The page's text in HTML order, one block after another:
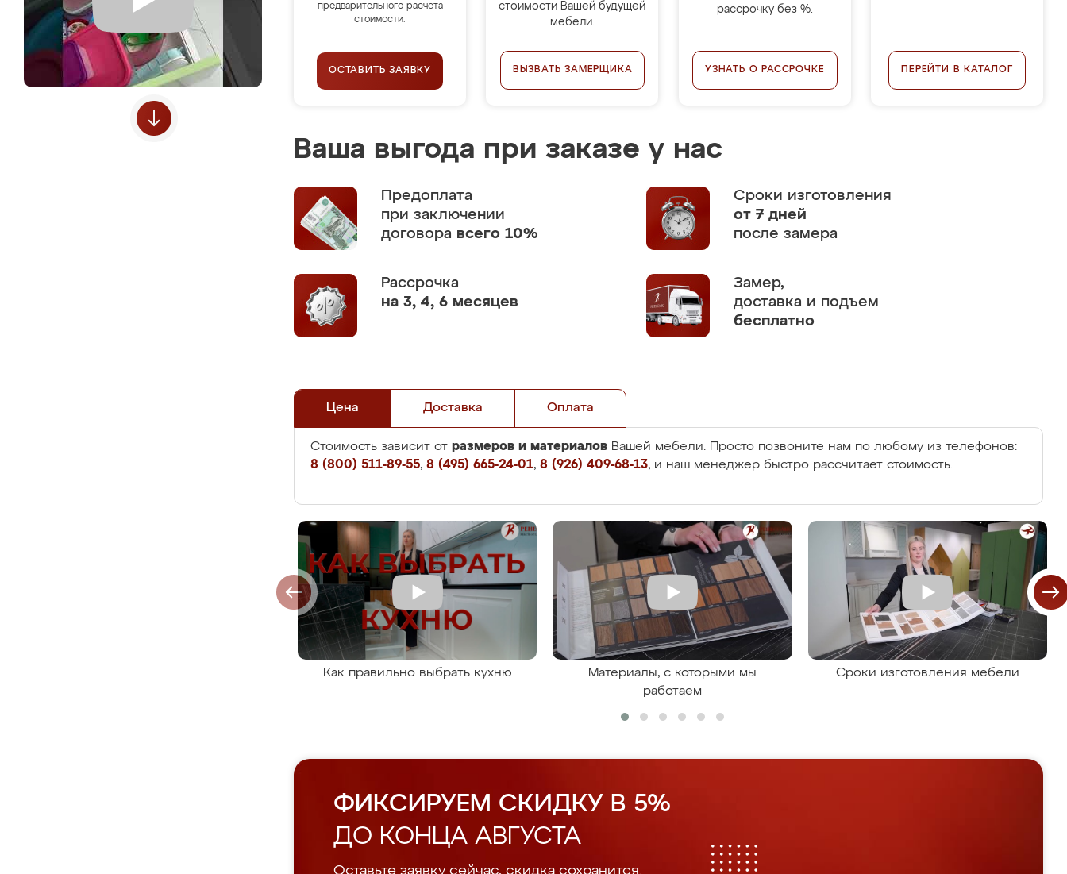
предварительного расчёта
стоимости.
ОСТАВИТЬ ЗАЯВКУ
стоимости Вашей будущей
мебели.
ВЫЗВАТЬ ЗАМЕРЩИКА
рассрочку без %.
УЗНАТЬ О РАССРОЧКЕ ПЕРЕЙТИ В КАТАЛОГ
Ваша выгода при заказе у нас
Предоплата
при заключении
договора всего 10%
Сроки изготовления
от 7 дней
после замера
Рассрочка
на 3, 4, 6 месяцев
Замер,
доставка и подъем
бесплатно
Цена Доставка Оплата
Стоимость зависит от размеров и материалов Вашей мебели. Просто позвоните нам по любому из телефонов:
8 (800) 511-89-55, 8 (495) 665-24-01, 8 (926) 409-68-13, и наш менеджер быстро рассчитает стоимость.
Как правильно выбрать кухню
Материалы, с которыми мы
работаем
Сроки изготовления мебели
ФИКСИРУЕМ СКИДКУ В 5%
ДО КОНЦА АВГУСТА
Оставьте заявку сейчас, скидка сохранится.